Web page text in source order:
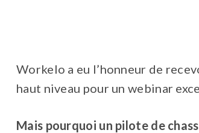
Workelo a eu l’honneur de
haut niveau pour un webinar
Mais pourquoi un pilote de